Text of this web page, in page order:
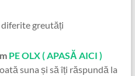
diferite greutăți
PE OLX ( APASĂ AICI )
suna și să îți răspundă la